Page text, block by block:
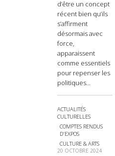
d’être un concept
récent bien qu’ils
s’affirment
désormais avec
force,
apparaissent
comme essentiels
pour repenser les
politiques...
ACTUALITÉS
CULTURELLES
COMPTES RENDUS
D'EXPOS
CULTURE & ARTS
20 OCTOBRE 2024